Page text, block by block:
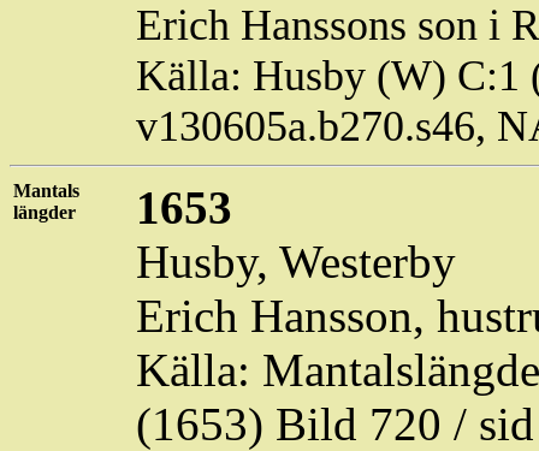
Erich Hanssons son i
Källa: Husby (W) C:1
v130605a.b270.s46,
Mantals
längder
1653
Husby, Westerby
Erich Hansson,
Källa:
(1653) Bild 720 /